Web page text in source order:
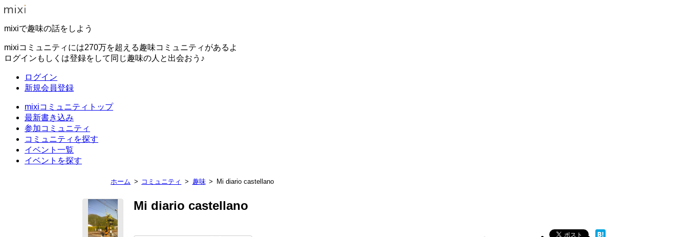
mixiで趣味の話をしよう
mixiコミュニティには270万を超える趣味コミュニティがあるよ
ログインもしくは登録をして同じ趣味の人と出会おう♪
ログイン
新規会員登録
mixiコミュニティトップ
最新書き込み
参加コミュニティ
コミュニティを探す
イベント一覧
イベントを探す
ホーム コミュニティ 趣味 Mi diario castellano
Mi diario castellano